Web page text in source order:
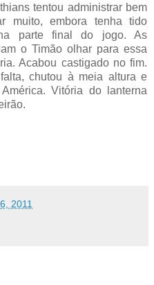
tentou administrar bem
muito, embora tenha tido
parte final do jogo. As
o Timão olhar para essa
Acabou castigado no fim.
chutou à meia altura e
Vitória do lanterna
2011